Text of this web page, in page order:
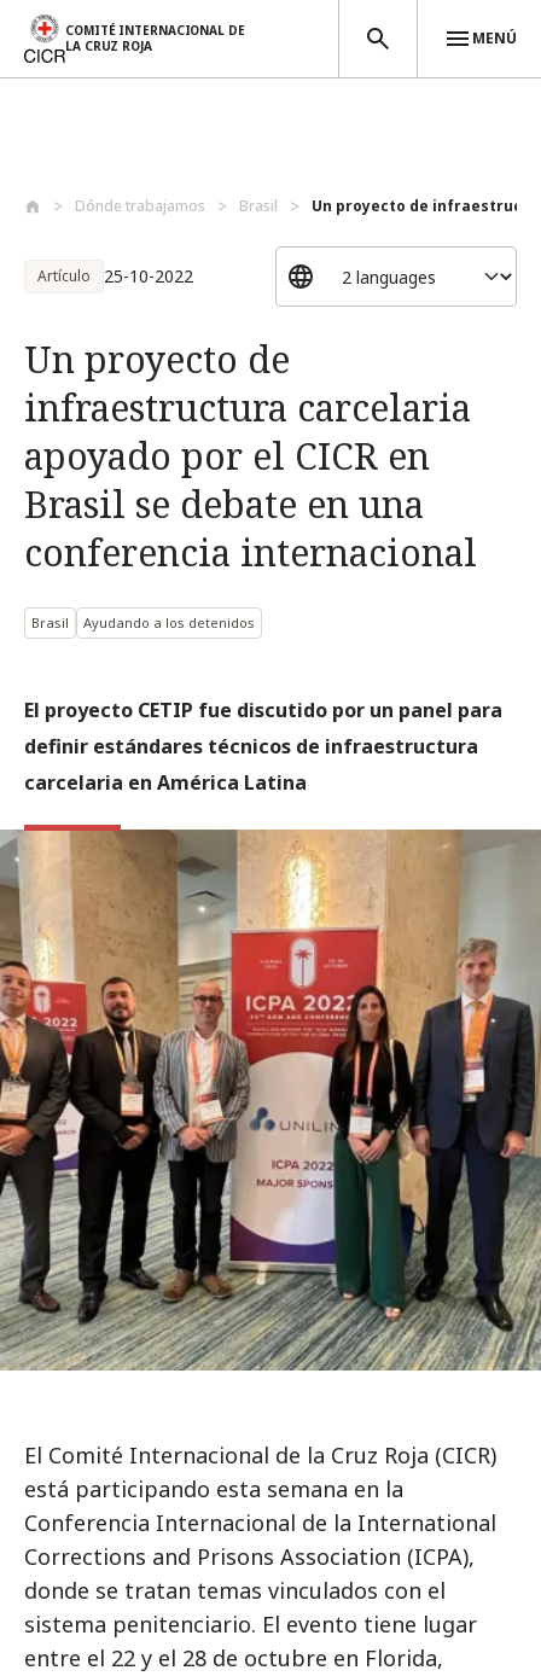
COMITÉ INTERNACIONAL DE
LA CRUZ ROJA
MENÚ
Dónde trabajamos Brasil Un proyecto de
Artículo 25-10-2022
Un proyecto de
infraestructura carcelaria
apoyado por el CICR en
Brasil se debate en una
conferencia internacional
Brasil Ayudando a los detenidos
El proyecto CETIP fue discutido por un panel para
definir estándares técnicos de infraestructura
carcelaria en América Latina
El Comité Internacional de la Cruz Roja (CICR)
está participando esta semana en la
Conferencia Internacional de la International
Corrections and Prisons Association (ICPA),
donde se tratan temas vinculados con el
sistema penitenciario. El evento tiene lugar
entre el 22 y el 28 de octubre en Florida,